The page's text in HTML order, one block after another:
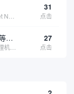
31
点击
Radix注册局（管理.site、.online等顶级域名） 27
点击